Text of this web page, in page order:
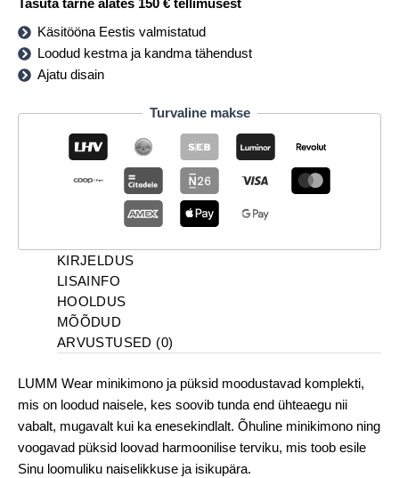
Tasuta tarne alates 150 € tellimusest
Käsitööna Eestis valmistatud
Loodud kestma ja kandma tähendust
Ajatu disain
Turvaline makse
KIRJELDUS
LISAINFO
HOOLDUS
MÕÕDUD
ARVUSTUSED (0)
LUMM Wear minikimono ja püksid moodustavad komplekti,
mis on loodud naisele, kes soovib tunda end ühteaegu nii
vabalt, mugavalt kui ka enesekindlalt. Õhuline minikimono ning
voogavad püksid loovad harmoonilise terviku, mis toob esile
Sinu loomuliku naiselikkuse ja isikupära.